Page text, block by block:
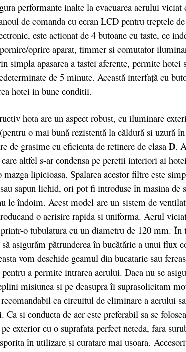
performante inalte la evacuarea aerului
de comanda cu ecran LCD pentru treptele
este actionat de 4 butoane cu taste, ce
oprire aparat, timmer si comutator
simpla apasarea a tastei aferente, permite hotei
de 5 minute. Această interfaţă cu
hotei in bune conditii.
hota are un aspect robust, cu iluminare
o mai bună rezistentă la căldură si uzură
de grasime cu eficienta de retinere de clasa D.
altfel s-ar condensa pe peretii interiori ai
mazga lipicioasa. Spalarea acestor filtre este
sapun lichid, ori pot fi introduse în masina de
le îndoim. Acest model are un sistem de
o aerisire rapida si uniforma. Aerul
o tubulatura cu un diametru de 120 mm.
asigurăm pătrunderea în bucătărie a unui flux
vom deschide geamul din bucatarie sau
a permite intrarea aerului. Daca nu se
misiunea si pe deasupra îi suprasolicitam
recomandabil ca circuitul de eliminare a aerului
Ca si conducta de aer este preferabil sa se
exterior cu o suprafata perfect neteda, fara
în utilizare si curatare mai usoara.